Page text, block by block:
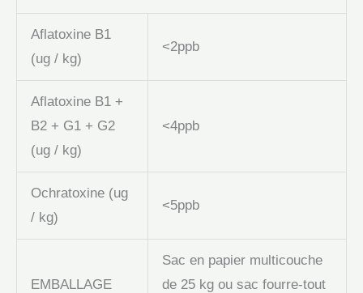
Aflatoxine B1
(ug / kg)
<2ppb
Aflatoxine B1 +
B2 + G1 + G2
(ug / kg)
<4ppb
Ochratoxine (ug
/ kg)
<5ppb
EMBALLAGE
Sac en papier multicouche
de 25 kg ou sac fourre-tout